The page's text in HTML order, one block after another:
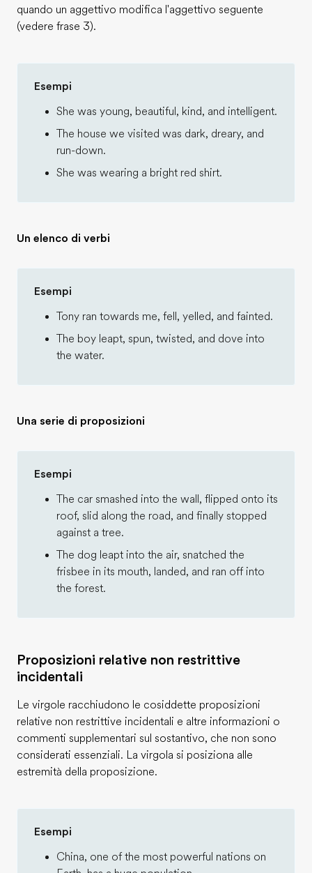
quando un aggettivo modifica l'aggettivo seguente
(vedere frase 3).
Esempi
She was young, beautiful, kind, and intelligent.
The house we visited was dark, dreary, and
run-down.
She was wearing a bright red shirt.
Un elenco di verbi
Esempi
Tony ran towards me, fell, yelled, and fainted.
The boy leapt, spun, twisted, and dove into
the water.
Una serie di proposizioni
Esempi
The car smashed into the wall, flipped onto its
roof, slid along the road, and finally stopped
against a tree.
The dog leapt into the air, snatched the
frisbee in its mouth, landed, and ran off into
the forest.
Proposizioni relative non restrittive
incidentali
Le virgole racchiudono le cosiddette proposizioni
relative non restrittive incidentali e altre informazioni o
commenti supplementari sul sostantivo, che non sono
considerati essenziali. La virgola si posiziona alle
estremità della proposizione.
Esempi
China, one of the most powerful nations on